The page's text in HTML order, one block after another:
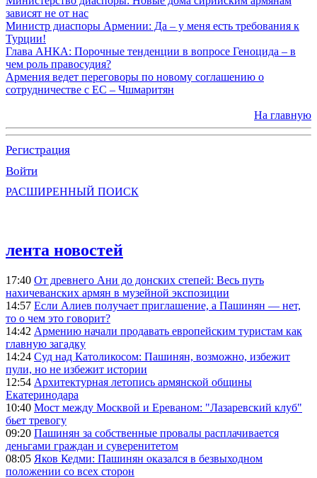
зависят не от нас
Министр диаспоры Армении: Да – у меня есть требования к
Турции!
Глава АНКА: Порочные тенденции в вопросе Геноцида – в
чем роль правосудия?
Армения ведет переговоры по новому соглашению о
сотрудничестве с ЕС – Чшмаритян
На главную
Регистрация
Войти
РАСШИРЕННЫЙ ПОИСК
лента новостей
17:40 От древнего Ани до донских степей: Весь путь
нахичеванских армян в музейной экспозиции
14:57 Если Алиев получает приглашение, а Пашинян — нет,
то о чем это говорит?
14:42 Армению начали продавать европейским туристам как
главную загадку
14:24 Суд над Католикосом: Пашинян, возможно, избежит
пули, но не избежит истории
12:54 Архитектурная летопись армянской общины
Екатеринодара
10:40 Мост между Москвой и Ереваном: "Лазаревский клуб"
бьет тревогу
09:20 Пашинян за собственные провалы расплачивается
деньгами граждан и суверенитетом
08:05 Яков Кедми: Пашинян оказался в безвыходном
положении со всех сторон